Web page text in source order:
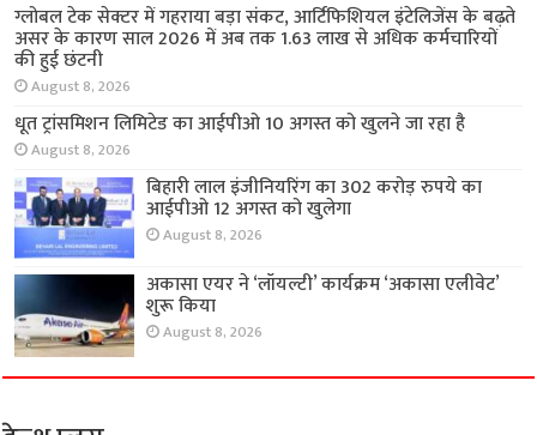
ग्लोबल टेक सेक्टर में गहराया बड़ा संकट, आर्टिफिशियल इंटेलिजेंस के बढ़ते
असर के कारण साल 2026 में अब तक 1.63 लाख से अधिक कर्मचारियों
की हुई छंटनी
August 8, 2026
धूत ट्रांसमिशन लिमिटेड का आईपीओ 10 अगस्त को खुलने जा रहा है
August 8, 2026
बिहारी लाल इंजीनियरिंग का 302 करोड़ रुपये का
आईपीओ 12 अगस्त को खुलेगा
August 8, 2026
अकासा एयर ने ‘लॉयल्टी’ कार्यक्रम ‘अकासा एलीवेट’
शुरू किया
August 8, 2026